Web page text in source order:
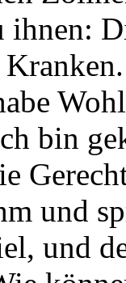
ihnen:
bin
und
und